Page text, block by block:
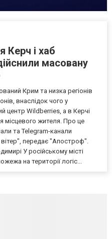
Керч і хаб
масовану
Крим та низка регіонів
внаслідок чого у
центр Wildberries, а в Керчі
місцевого жителя. Про це
та Telegram-канали
передає "Апостроф".
У російському місті
на території логіс...